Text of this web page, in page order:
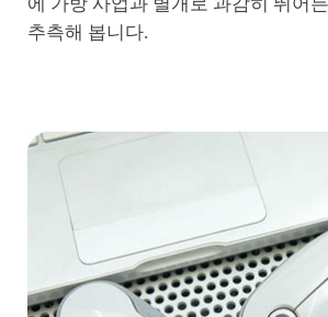
추측해 봅니다.